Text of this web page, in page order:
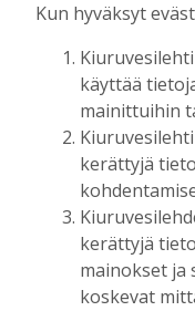
Toimitus
Mikko
Tilaajille
Aku
Tilaajille
Kun hyväksyt
käyttää
mainittuihin
kerättyjä
kerättyjä
mainokset ja
koskevat